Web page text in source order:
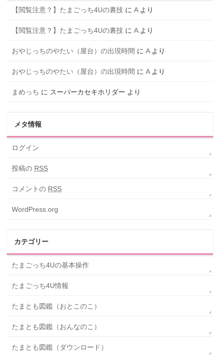
【閲覧注意？】たまごっち4Uの裏技 にAより
【閲覧注意？】たまごっち4Uの裏技 にAより
おやじっちのやたい（屋台）の出現時間 にAより
おやじっちのやたい（屋台）の出現時間 にAより
まめっち に スーパーカセキホリダー より
メタ情報
ログイン
投稿の RSS
コメントの RSS
WordPress.org
カテゴリー
たまごっち4Uの基本操作
たまごっち4U情報
たまとも図鑑（おとこのこ）
たまとも図鑑（おんなのこ）
たまとも図鑑（ダウンロード）